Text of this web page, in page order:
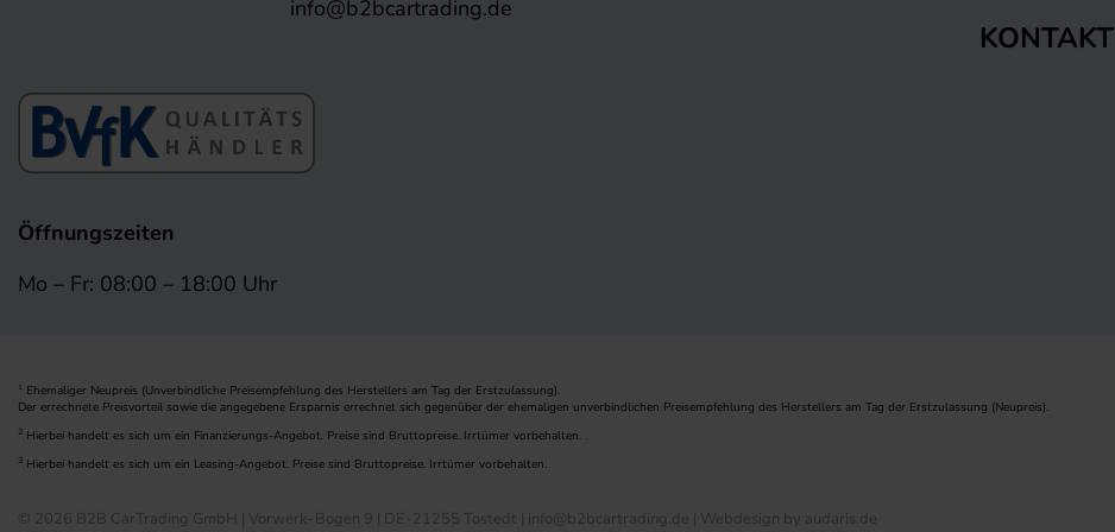
info@b2bcartrading.de
Öffnungszeiten
Mo – Fr: 08:00 – 18:00 Uhr
KONTAKT
1
Ehemaliger Neupreis (Unverbindliche Preisempfehlung des Herstellers am Tag der Erstzulassung).
Der errechnete Preisvorteil sowie die angegebene Ersparnis errechnet sich gegenüber der ehemaligen unverbindlichen Preisempfehlung des Herstellers am Tag der Erstzulassung (Neupreis).
2 Hierbei handelt es sich um ein Finanzierungs-Angebot. Preise sind Bruttopreise. Irrtümer vorbehalten.
3 Hierbei handelt es sich um ein Leasing-Angebot. Preise sind Bruttopreise. Irrtümer vorbehalten.
© 2026 B2B CarTrading GmbH | Vorwerk-Bogen 9 | DE-21255 Tostedt | info@b2bcartrading.de | Webdesign by audaris.de